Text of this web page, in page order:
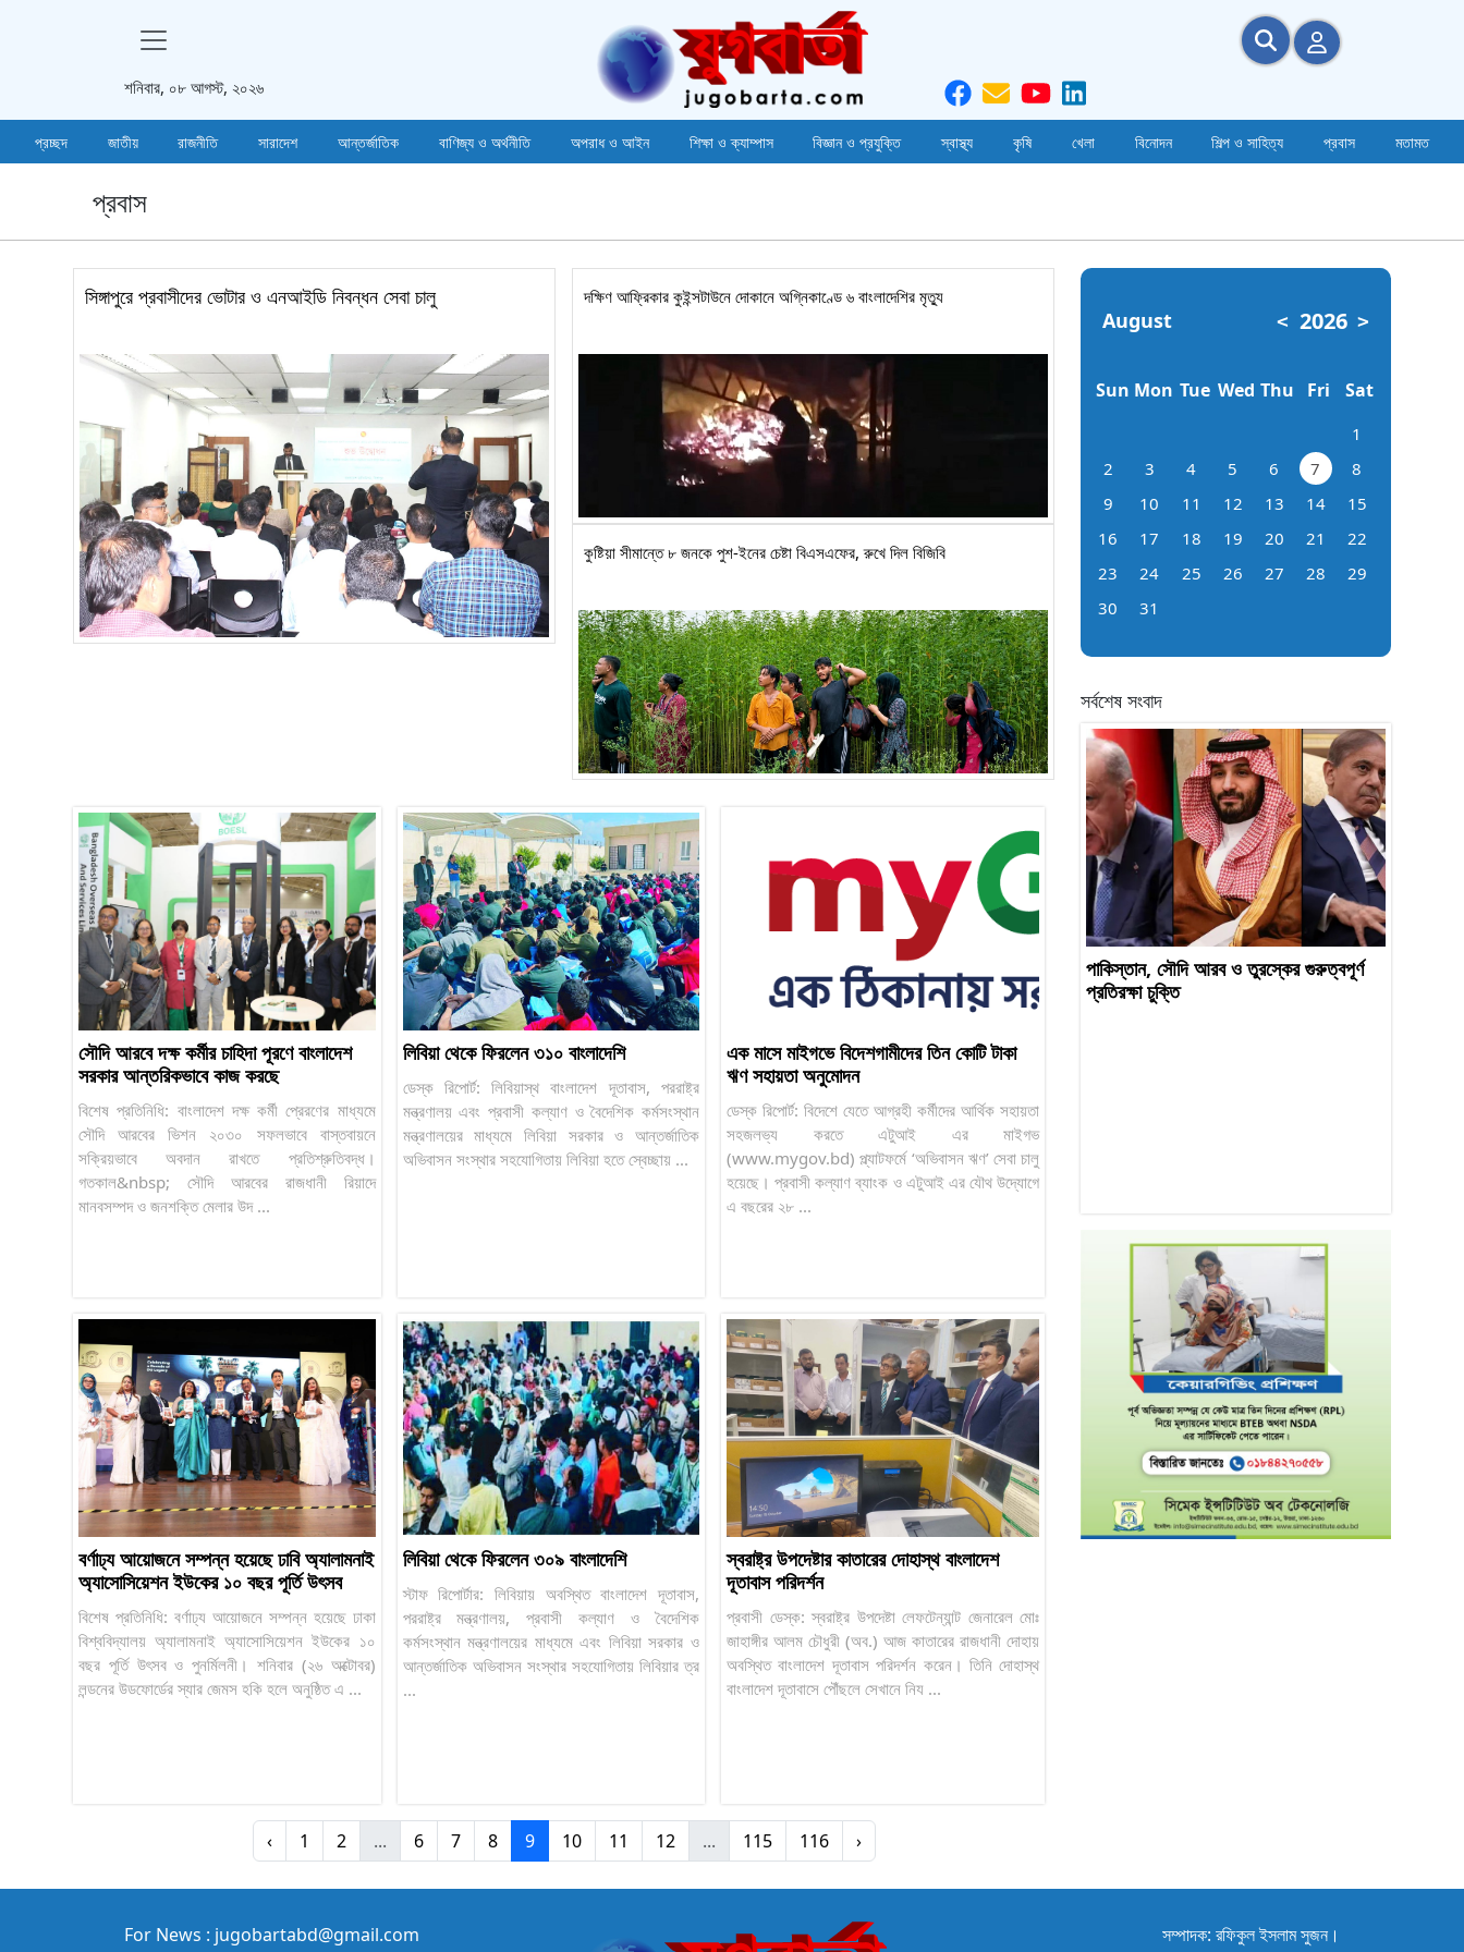
শনিবার, ০৮ আগস্ট, ২০২৬
প্রচ্ছদ জাতীয় রাজনীতি সারাদেশ আন্তর্জাতিক বাণিজ্য ও অর্থনীতি অপরাধ ও আইন শিক্ষা ও ক্যাম্পাস বিজ্ঞান ও প্রযুক্তি স্বাস্থ্য কৃষি খেলা বিনোদন শিল্প ও সাহিত্য প্রবাস মতামত
প্রবাস
সিঙ্গাপুরে প্রবাসীদের ভোটার ও এনআইডি নিবন্ধন সেবা চালু দক্ষিণ আফ্রিকার কুইন্সটাউনে দোকানে অগ্নিকাণ্ডে ৬ বাংলাদেশির মৃত্যু
কুষ্টিয়া সীমান্তে ৮ জনকে পুশ-ইনের চেষ্টা বিএসএফের, রুখে দিল বিজিবি
সৌদি আরবে দক্ষ কর্মীর চাহিদা পূরণে বাংলাদেশ
সরকার আন্তরিকভাবে কাজ করছে
বিশেষ প্রতিনিধি: বাংলাদেশ দক্ষ কর্মী প্রেরণের মাধ্যমে
সৌদি আরবের ভিশন ২০৩০ সফলভাবে বাস্তবায়নে
সক্রিয়ভাবে অবদান রাখতে প্রতিশ্রুতিবদ্ধ।
গতকাল&nbsp; সৌদি আরবের রাজধানী রিয়াদে
মানবসম্পদ ও জনশক্তি মেলার উদ ...
লিবিয়া থেকে ফিরলেন ৩১০ বাংলাদেশি
ডেস্ক রিপোর্ট: লিবিয়াস্থ বাংলাদেশ দূতাবাস, পররাষ্ট্র
মন্ত্রণালয় এবং প্রবাসী কল্যাণ ও বৈদেশিক কর্মসংস্থান
মন্ত্রণালয়ের মাধ্যমে লিবিয়া সরকার ও আন্তর্জাতিক
অভিবাসন সংস্থার সহযোগিতায় লিবিয়া হতে স্বেচ্ছায় ...
এক মাসে মাইগভে বিদেশগামীদের তিন কোটি টাকা
ঋণ সহায়তা অনুমোদন
ডেস্ক রিপোর্ট: বিদেশে যেতে আগ্রহী কর্মীদের আর্থিক সহায়তা
সহজলভ্য করতে এটুআই এর মাইগভ
(www.mygov.bd) প্ল্যাটফর্মে ‘অভিবাসন ঋণ’ সেবা চালু
হয়েছে। প্রবাসী কল্যাণ ব্যাংক ও এটুআই এর যৌথ উদ্যোগে
এ বছরের ২৮ ...
বর্ণাঢ্য আয়োজনে সম্পন্ন হয়েছে ঢাবি অ্যালামনাই
অ্যাসোসিয়েশন ইউকের ১০ বছর পূর্তি উৎসব
বিশেষ প্রতিনিধি: বর্ণাঢ্য আয়োজনে সম্পন্ন হয়েছে ঢাকা
বিশ্ববিদ্যালয় অ্যালামনাই অ্যাসোসিয়েশন ইউকের ১০
বছর পূর্তি উৎসব ও পুনর্মিলনী। শনিবার (২৬ অক্টোবর)
লন্ডনের উডফোর্ডের স্যার জেমস হকি হলে অনুষ্ঠিত এ ...
লিবিয়া থেকে ফিরলেন ৩০৯ বাংলাদেশি
স্টাফ রিপোর্টার: লিবিয়ায় অবস্থিত বাংলাদেশ দূতাবাস,
পররাষ্ট্র মন্ত্রণালয়, প্রবাসী কল্যাণ ও বৈদেশিক
কর্মসংস্থান মন্ত্রণালয়ের মাধ্যমে এবং লিবিয়া সরকার ও
আন্তর্জাতিক অভিবাসন সংস্থার সহযোগিতায় লিবিয়ার ত্র
...
স্বরাষ্ট্র উপদেষ্টার কাতারের দোহাস্থ বাংলাদেশ
দূতাবাস পরিদর্শন
প্রবাসী ডেস্ক: স্বরাষ্ট্র উপদেষ্টা লেফটেন্যান্ট জেনারেল মোঃ
জাহাঙ্গীর আলম চৌধুরী (অব.) আজ কাতারের রাজধানী দোহায়
অবস্থিত বাংলাদেশ দূতাবাস পরিদর্শন করেন। তিনি দোহাস্থ
বাংলাদেশ দূতাবাসে পৌঁছলে সেখানে নিয ...
‹ 1 2 ... 6 7 8 9 10 11 12 ... 115 116 ›
August < 2026 >
Sun Mon Tue Wed Thu Fri Sat
1
2
3 4 5 6 7
8
9
10 11 12 13 14
15
16
17 18 19 20 21
22
23
24 25 26 27 28
29
30
31
সর্বশেষ সংবাদ
পাকিস্তান, সৌদি আরব ও তুরস্কের গুরুত্বপূর্ণ
প্রতিরক্ষা চুক্তি
For News : jugobartabd@gmail.com সম্পাদক: রফিকুল ইসলাম সুজন।